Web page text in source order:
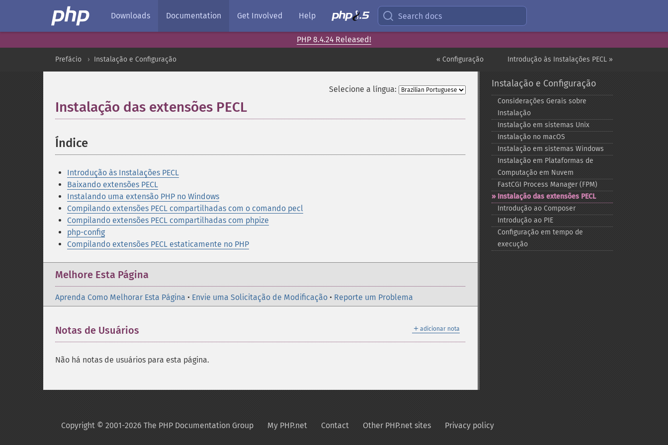
Downloads Documentation Get Involved Help Search docs
PHP 8.4.24 Released!
Introdução às Instalações PECL »
« Configuração
Prefácio Instalação e Configuração
Selecione a língua:
Instalação das extensões PECL
Índice
Introdução às Instalações PECL
Baixando extensões PECL
Instalando uma extensão PHP no Windows
Compilando extensões PECL compartilhadas com o comando pecl
Compilando extensões PECL compartilhadas com phpize
php-config
Compilando extensões PECL estaticamente no PHP
Melhore Esta Página
Aprenda Como Melhorar Esta Página • Envie uma Solicitação de Modificação • Reporte um Problema
＋ adicionar nota
Notas de Usuários
Não há notas de usuários para esta página.
Instalação e Configuração
Considerações Gerais sobre
Instalação
Instalação em sistemas Unix
Instalação no macOS
Instalação em sistemas Windows
Instalação em Plataformas de
Computação em Nuvem
FastCGI Process Manager (FPM)
Instalação das extensões PECL
Introdução ao Composer
Introdução ao PIE
Configuração em tempo de
execução
Copyright © 2001-2026 The PHP Documentation Group My PHP.net Contact Other PHP.net sites Privacy policy